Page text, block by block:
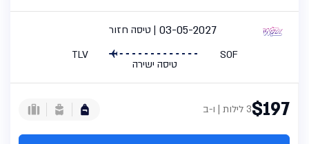
טיסה חזור 03-05-2027
SOF
טיסה ישירה
TLV
$1973 לילות | ו-ב